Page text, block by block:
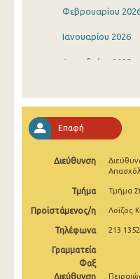
Φεβρουαρίου
Ιανουαρίου 2026
Δεκεμβρίου 2025
Σεπτεμβρίου 2025
Αυγούστου 2025
Ιουλίου 2025
Ιουνίου 2025
Απριλίου 2025
Επαφή
Διεύθυνση
Τμήμα Τμήμα
Προϊστάμενος/η Λοϊζος
Τηλέφωνα 213
Γραμματεία
Φαξ
Διεύθυνση